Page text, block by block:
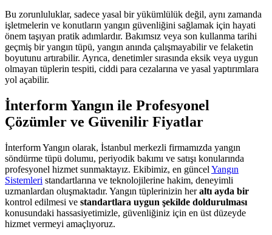
Bu zorunluluklar, sadece yasal bir yükümlülük değil, aynı zamanda
işletmelerin ve konutların yangın güvenliğini sağlamak için hayati
önem taşıyan pratik adımlardır. Bakımsız veya son kullanma tarihi
geçmiş bir yangın tüpü, yangın anında çalışmayabilir ve felaketin
boyutunu artırabilir. Ayrıca, denetimler sırasında eksik veya uygun
olmayan tüplerin tespiti, ciddi para cezalarına ve yasal yaptırımlara
yol açabilir.
İnterform Yangın ile Profesyonel
Çözümler ve Güvenilir Fiyatlar
İnterform Yangın olarak, İstanbul merkezli firmamızda yangın
söndürme tüpü dolumu, periyodik bakımı ve satışı konularında
profesyonel hizmet sunmaktayız. Ekibimiz, en güncel Yangın
Sistemleri standartlarına ve teknolojilerine hakim, deneyimli
uzmanlardan oluşmaktadır. Yangın tüplerinizin heraltı ayda bir
kontrol edilmesi ve standartlara uygun şekilde doldurulması
konusundaki hassasiyetimizle, güvenliğiniz için en üst düzeyde
hizmet vermeyi amaçlıyoruz.